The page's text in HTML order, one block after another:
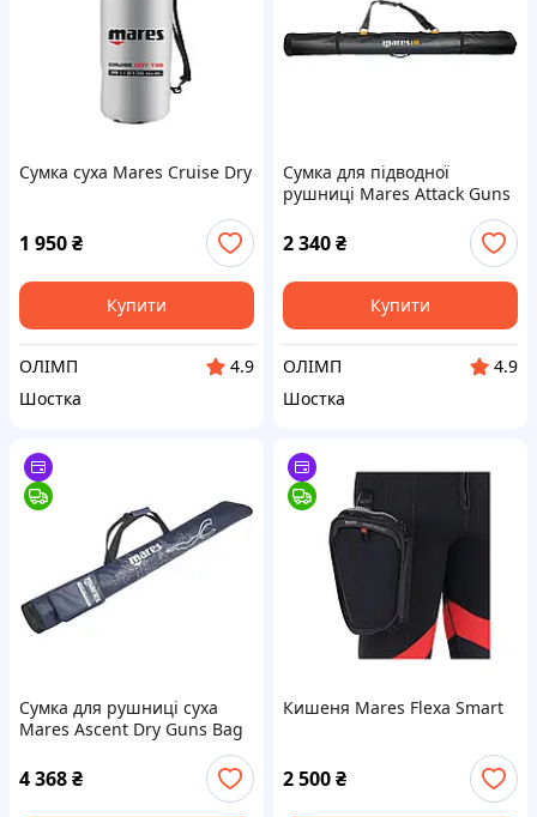
Сумка суха Mares Cruise Dry
1 950₴
Купити
ОЛІМП
4.9
Шостка
Сумка для підводної
рушниці Mares Attack Guns
2 340₴
Купити
ОЛІМП
4.9
Шостка
Сумка для рушниці суха
Mares Ascent Dry Guns Bag
4 368₴
Кишеня Mares Flexa Smart
2 500₴